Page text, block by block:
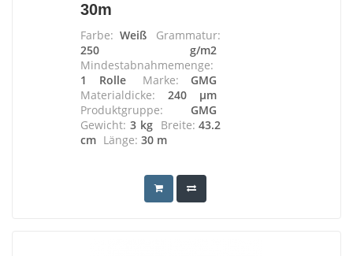
30m
Farbe: Weiß
Grammatur:
250 g/m2
Mindestabnahmemenge:
1 Rolle
Marke: GMG
Materialdicke:240 µm
Produktgruppe: GMG
Gewicht:3 kg Breite:43.2
cm Länge:30 m